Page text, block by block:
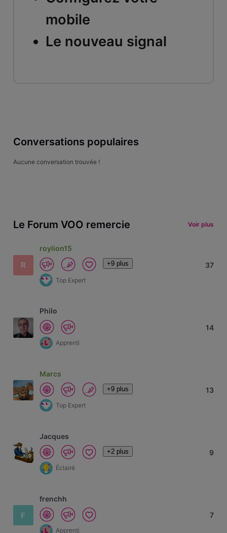
mobile
Le nouveau signal
Conversations populaires
Aucune conversation trouvée !
Le Forum VOO remercie Voir plus
R
roylion15
+9 plus
Top Expert
37
Philo
Apprenti
14
Marcs
+9 plus
Top Expert
13
Jacques
+2 plus
Éclairé
9
F
frenchh
Apprenti
7